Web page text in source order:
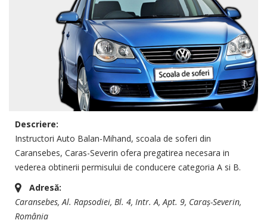
Descriere:
Instructori Auto Balan-Mihand, scoala de soferi din
Caransebes, Caras-Severin ofera pregatirea necesara in
vederea obtinerii permisului de conducere categoria A si B.
Adresă:
Caransebes, Al. Rapsodiei, Bl. 4, Intr. A, Apt. 9, Caraș-Severin,
România